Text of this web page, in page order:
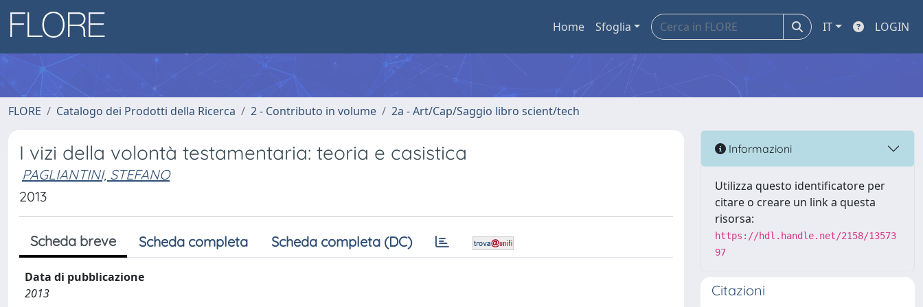
Home Sfoglia IT LOGIN
FLORE Catalogo dei Prodotti della Ricerca 2 - Contributo in volume 2a - Art/Cap/Saggio libro scient/tech
I vizi della volontà testamentaria: teoria e casistica
PAGLIANTINI, STEFANO
2013
Scheda breve Scheda completa Scheda completa (DC)
Data di pubblicazione
2013
Informazioni
Utilizza questo identificatore per
citare o creare un link a questa
risorsa:
https://hdl.handle.net/2158/13573
97
Citazioni